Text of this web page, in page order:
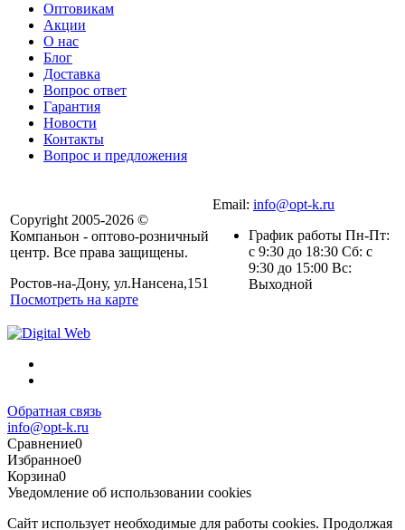
Оптовикам
Акции
О нас
Блог
Доставка
Вопрос ответ
Гарантия
Новости
Контакты
Вопрос и предложения
Copyright 2005-2026 ©
Компаньон - оптово-розничный
центр. Все права защищены.
Ростов-на-Дону, ул.Нансена,151
Посмотреть на карте
Email: info@opt-k.ru
График работы Пн-Пт:
с 9:30 до 18:30 Сб: с
9:30 до 15:00 Вс:
Выходной
Обратная связь
info@opt-k.ru
Сравнение0
Избранное0
Корзина0
Уведомление об использовании cookies
Сайт использует необходимые для работы cookies. Продолжая